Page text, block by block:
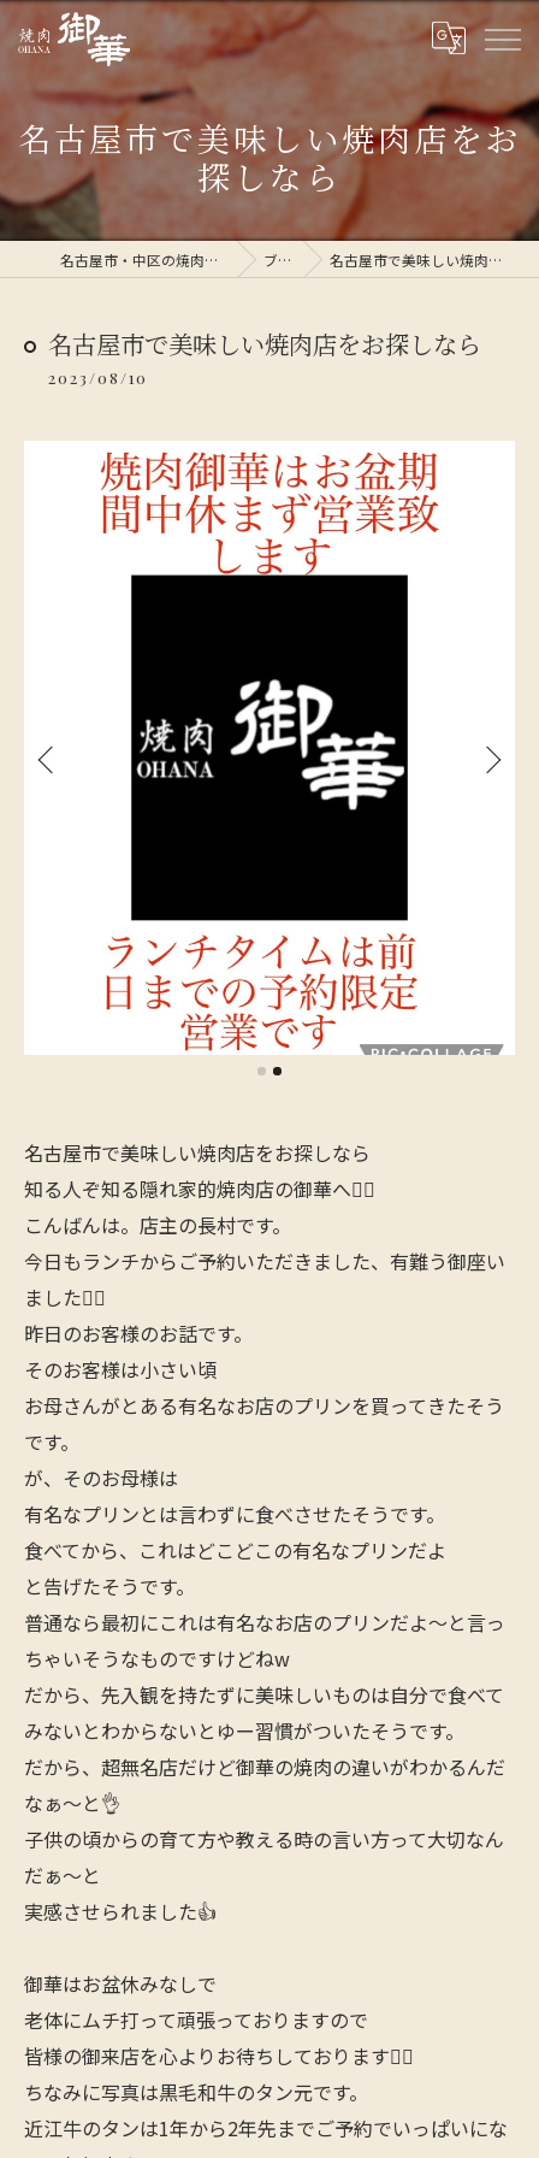
名古屋市で美味しい焼肉店をお
探しなら
名古屋市・中区の焼肉なら焼肉 御華 ブログ 名古屋市で美味しい焼肉店をお探しなら
名古屋市で美味しい焼肉店をお探しなら
2023/08/10
名古屋市で美味しい焼肉店をお探しなら
知る人ぞ知る隠れ家的焼肉店の御華へ🙋‍♂️
こんばんは。店主の長村です。
今日もランチからご予約いただきました、有難う御座い
ました🙇‍♂️
昨日のお客様のお話です。
そのお客様は小さい頃
お母さんがとある有名なお店のプリンを買ってきたそう
です。
が、そのお母様は
有名なプリンとは言わずに食べさせたそうです。
食べてから、これはどこどこの有名なプリンだよ
と告げたそうです。
普通なら最初にこれは有名なお店のプリンだよ〜と言っ
ちゃいそうなものですけどねw
だから、先入観を持たずに美味しいものは自分で食べて
みないとわからないとゆー習慣がついたそうです。
だから、超無名店だけど御華の焼肉の違いがわかるんだ
なぁ〜と👌
子供の頃からの育て方や教える時の言い方って大切なん
だぁ〜と
実感させられました👍
御華はお盆休みなしで
老体にムチ打って頑張っておりますので
皆様の御来店を心よりお待ちしております🙇‍♂️
ちなみに写真は黒毛和牛のタン元です。
近江牛のタンは1年から2年先までご予約でいっぱいにな